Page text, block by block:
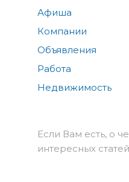
Афиша
Компании
Объявления
Работа
Недвижимость
Если Вам есть, о
интересных